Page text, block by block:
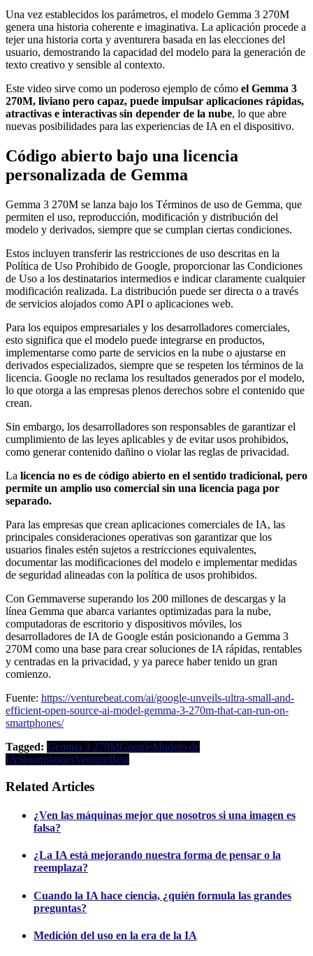
Una vez establecidos los parámetros, el modelo Gemma 3 270M
genera una historia coherente e imaginativa. La aplicación procede a
tejer una historia corta y aventurera basada en las elecciones del
usuario, demostrando la capacidad del modelo para la generación de
texto creativo y sensible al contexto.
Este video sirve como un poderoso ejemplo de cómo el Gemma 3
270M, liviano pero capaz, puede impulsar aplicaciones rápidas,
atractivas e interactivas sin depender de la nube, lo que abre
nuevas posibilidades para las experiencias de IA en el dispositivo.
Código abierto bajo una licencia
personalizada de Gemma
Gemma 3 270M se lanza bajo los Términos de uso de Gemma, que
permiten el uso, reproducción, modificación y distribución del
modelo y derivados, siempre que se cumplan ciertas condiciones.
Estos incluyen transferir las restricciones de uso descritas en la
Política de Uso Prohibido de Google, proporcionar las Condiciones
de Uso a los destinatarios intermedios e indicar claramente cualquier
modificación realizada. La distribución puede ser directa o a través
de servicios alojados como API o aplicaciones web.
Para los equipos empresariales y los desarrolladores comerciales,
esto significa que el modelo puede integrarse en productos,
implementarse como parte de servicios en la nube o ajustarse en
derivados especializados, siempre que se respeten los términos de la
licencia. Google no reclama los resultados generados por el modelo,
lo que otorga a las empresas plenos derechos sobre el contenido que
crean.
Sin embargo, los desarrolladores son responsables de garantizar el
cumplimiento de las leyes aplicables y de evitar usos prohibidos,
como generar contenido dañino o violar las reglas de privacidad.
La licencia no es de código abierto en el sentido tradicional, pero
permite un amplio uso comercial sin una licencia paga por
separado.
Para las empresas que crean aplicaciones comerciales de IA, las
principales consideraciones operativas son garantizar que los
usuarios finales estén sujetos a restricciones equivalentes,
documentar las modificaciones del modelo e implementar medidas
de seguridad alineadas con la política de usos prohibidos.
Con Gemmaverse superando los 200 millones de descargas y la
línea Gemma que abarca variantes optimizadas para la nube,
computadoras de escritorio y dispositivos móviles, los
desarrolladores de IA de Google están posicionando a Gemma 3
270M como una base para crear soluciones de IA rápidas, rentables
y centradas en la privacidad, y ya parece haber tenido un gran
comienzo.
Fuente: https://venturebeat.com/ai/google-unveils-ultra-small-and-
efficient-open-source-ai-model-gemma-3-270m-that-can-run-on-
smartphones/
Tagged: Gemma 3 270MGoogleModelo de
IASmartphonesVentureBeat
Related Articles
¿Ven las máquinas mejor que nosotros si una imagen es
falsa?
¿La IA está mejorando nuestra forma de pensar o la
reemplaza?
Cuando la IA hace ciencia, ¿quién formula las grandes
preguntas?
Medición del uso en la era de la IA